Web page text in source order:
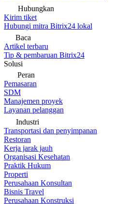
Hubungkan
Kirim tiket
Hubungi mitra Bitrix24 lokal
Baca
Artikel terbaru
Tip & pembaruan Bitrix24
Solusi
Peran
Pemasaran
SDM
Manajemen proyek
Layanan pelanggan
Industri
Transportasi dan penyimpanan
Restoran
Kerja jarak jauh
Organisasi Kesehatan
Praktik Hukum
Properti
Perusahaan Konsultan
Bisnis Travel
Perusahaan Konstruksi